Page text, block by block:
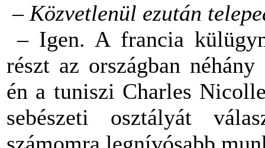
– Közvetlenül ezután
– Igen. A francia
részt az országban
én a tuniszi Charles
sebészeti osztályát